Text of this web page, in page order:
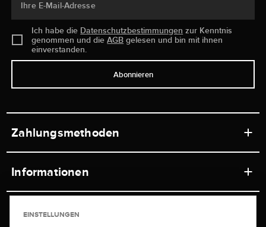
Ihre E-Mail-Adresse
Ich habe die Datenschutzbestimmungen zur Kenntnis
genommen und dieAGB gelesen und bin mit ihnen
einverstanden.
Abonnieren
Zahlungsmethoden
Informationen
Service
EINSTELLUNGEN